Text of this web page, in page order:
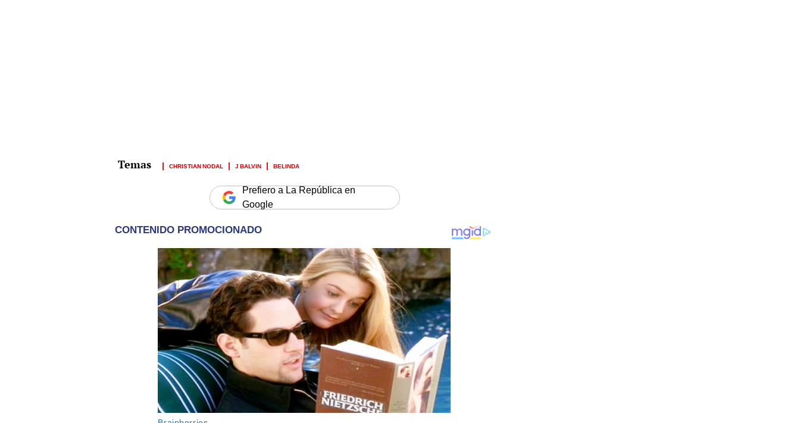
CHRISTIAN NODAL J BALVIN BELINDA
Prefiero a La República en
Google